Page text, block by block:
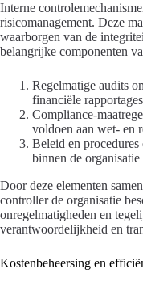
Interne
risicomanagement. Deze
waarborgen van de
belangrijke componenten
Regelmatige audits
financiële
Compliance-
voldoen aan wet- en
Beleid en
binnen de
Door deze elementen
controller de organisatie
onregelmatigheden en
verantwoordelijkheid en
Kostenbeheersing en